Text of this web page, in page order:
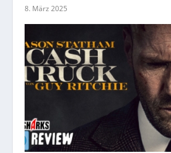
8. März 2025